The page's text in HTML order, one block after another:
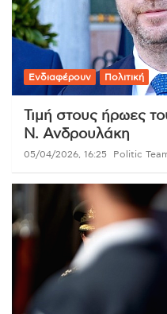
Ενδιαφέρουν Πολιτική
Τιμή στους ήρωες
Ν. Ανδρουλάκη
05/04/2026, 16:25 Politic